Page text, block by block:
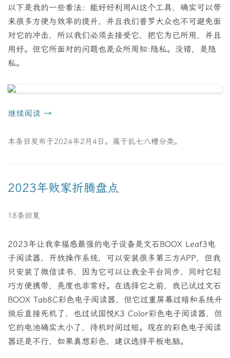
以下是我的一些看法：能好好利用AI这个工具，确实可以带
来很多方便与效率的提升，并且我们普罗大众也不可避免面
对它的冲击，所以我们必须去接受它，把它为已所用，并且
用好。但它所面对的问题也是众所周知:隐私。没错，是隐
私。
继续阅读 →
本条目发布于2024年2月4日 。属于乱七八糟分类。
2023年败家折腾盘点
18条回复
2023年让我幸福感最强的电子设备是文石BOOX Leaf3电
子阅读器，开放操作系统，可以安装很多第三方APP，但我
只安装了微信读书，因为它可以让我全平台同步，同时它轻
巧方便携带，亮度也非常好。在选择它之前，我已试过文石
BOOX Tab8C彩色电子阅读器，但它过重屏幕过暗和系统升
级后直接死机了，也过试国悦K3 Color彩色电子阅读器，但
它的电池确实太小了，待机时间过短。现在的彩色电子阅读
器还是不行，如果真想彩色，建议选择平板电脑。